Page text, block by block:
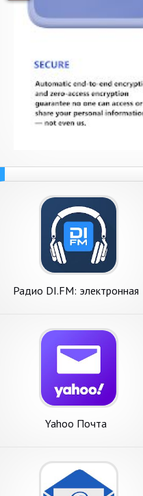
Радио DI.FM: электронная
Yahoo Почта